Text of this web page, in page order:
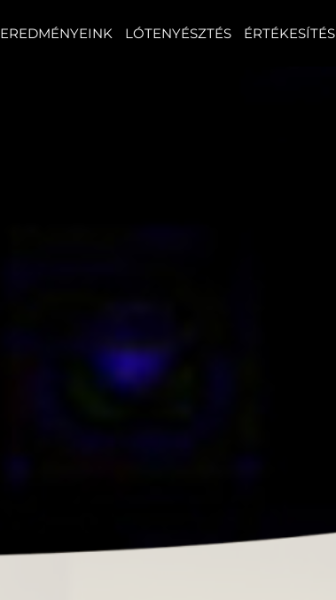
EREDMÉNYEINK LÓTENYÉSZTÉS ÉRTÉKESÍTÉS